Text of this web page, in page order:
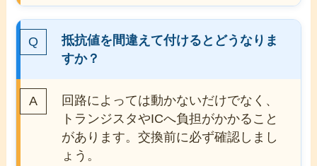
抵抗値を間違えて付けるとどうなりま
すか？
回路によっては動かないだけでなく、
トランジスタやICへ負担がかかること
があります。交換前に必ず確認しまし
ょう。